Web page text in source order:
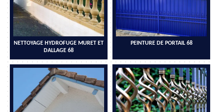
NETTOYAGE HYDROFUGE MURET ET
DALLAGE 68
PEINTURE DE PORTAIL 68